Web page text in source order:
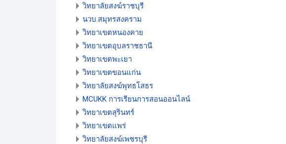
วิทยาลัยสงฆ์ราชบุรี
นวบ.สมุทรสงคราม
วิทยาเขตหนองคาย
วิทยาเขตอุบลราชธานี
วิทยาเขตพะเยา
วิทยาเขตขอนแก่น
วิทยาลัยสงฆ์พุทธโสธร
MCUKK การเรียนการสอนออนไลน์
วิทยาเขตสุรินทร์
วิทยาเขตแพร่
วิทยาลัยสงฆ์เพชรบุรี